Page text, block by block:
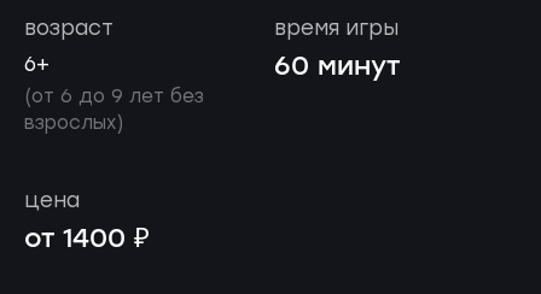
возраст
6+
(от 6 до 9 лет без
взрослых)
время игры
60 минут
цена
от 1400 ₽